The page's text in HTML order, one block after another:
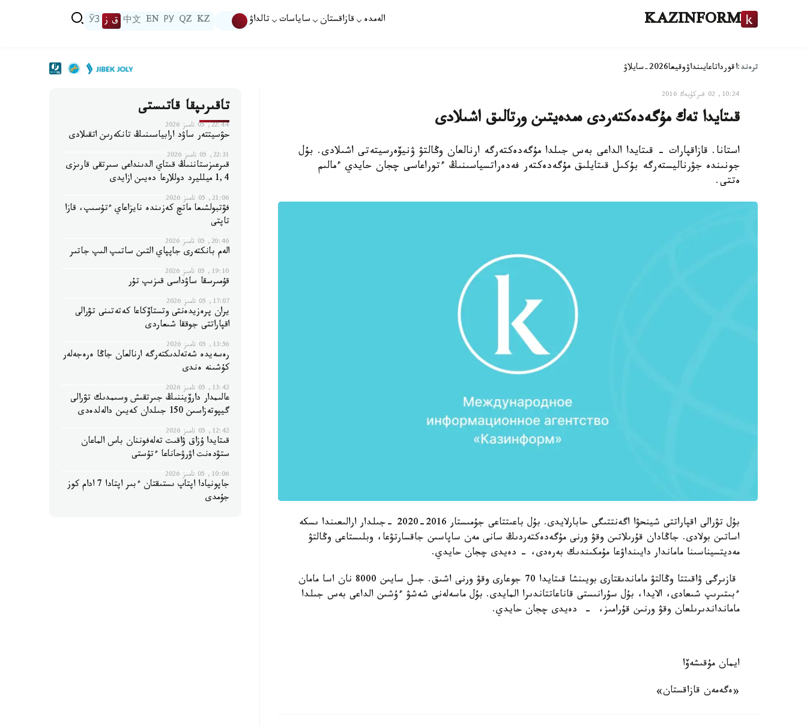
KAZINFORM الەمدە قازاقستان ساياسات تالداۋ KZ
QZ
РУ
EN
中文 ق ز ЎЗ
ترەند:اقورداتاعايىنداۋوقيعا2026-سايلاۋ
10:24, 02 قىركۇيەك 2016
قىتايدا تەك مۇگەدەكتەردى ەمدەيتىن ورتالىق اشىلادى
استانا. قازاقپارات - قىتايدا الداعى بەس جىلدا مۇگەدەكتەرگە ارنالعان وڭالتۋ ۋنيۆەرسيتەتى اشىلادى. بۇل
جونىندە جۋرناليستەرگە بۇكىل قىتايلىق مۇگەدەكتەر فەدەراتسياسىنىڭ ءتوراعاسى چجان حايدي ءمالىم
ەتتى.
بۇل تۋرالى اقپاراتتى شينحۋا اگەنتتىگى حابارلايدى. بۇل باعىتتاعى جۇمىستار 2016-2020 -جىلدار ارالىعىندا ىسكە
اساتىن بولادى. جاڭادان قۇرىلاتىن وقۋ ورنى مۇگەدەكتەردىڭ سانى مەن ساپاسىن جاقسارتۋعا، وبلىستاعى وڭالتۋ
مەديتسيناسىنا ماماندار دايىنداۋعا مۇمكىندىك بەرەدى، - دەيدى چجان حايدي.
قازىرگى ۋاقىتتا وڭالتۋ ماماندىقتارى بويىنشا قىتايدا 70 جوعارى وقۋ ورنى اشىق. جىل سايىن 8000 نان اسا مامان
ءبىتىرىپ شىعادى، الايدا، بۇل سۇرانىستى قاناعاتتاندىرا المايدى. بۇل ماسەلەنى شەشۋ ءۇشىن الداعى بەس جىلدا
مامانداندىرىلعان وقۋ ورنىن قۇرامىز، - دەيدى چجان حايدي.
ايمان مۇقىشەۆا
«ەگەمەن قازاقستان»
تاقىرىپقا قاتىستى
22:44, 05 تامىز 2026
حۋسيتتەر ساۋد ارابياسىنىڭ تانكەرىن اتقىلادى
22:31, 05 تامىز 2026
قىرعىزستاننىڭ قىتاي الدىنداعى سىرتقى قارىزى
1,4 ميلليرد دوللارعا دەيىن ازايدى
21:06, 05 تامىز 2026
فۋتبولشىعا ماتچ كەزىندە نايزاعاي ءتۇسىپ، قازا
تاپتى
20:46, 05 تامىز 2026
الەم بانكتەرى جاپپاي التىن ساتىپ الىپ جاتىر
19:10, 05 تامىز 2026
قۇمىرسقا ساۋداسى قىزىپ تۇر
17:07, 05 تامىز 2026
يران پرەزيدەنتى وتستاۆكاعا كەتەتىنى تۋرالى
اقپاراتتى جوققا شىعاردى
13:56, 05 تامىز 2026
رەسەيدە شەتەلدىكتەرگە ارنالعان جاڭا ەرەجەلەر
كۇشىنە ەندى
13:42, 05 تامىز 2026
عالىمدار دارۆيننىڭ جىرتقىش وسىمدىك تۋرالى
گيپوتەزاسىن 150 جىلدان كەيىن دالەلدەدى
12:42, 05 تامىز 2026
قىتايدا ۇزاق ۋاقىت تەلەفوننان باس الماعان
ستۋدەنت اۋرۋحاناعا ءتۇستى
10:06, 05 تامىز 2026
جاپونيادا اپتاپ ىستىقتان ءبىر اپتادا 7 ادام كوز
جۇمدى